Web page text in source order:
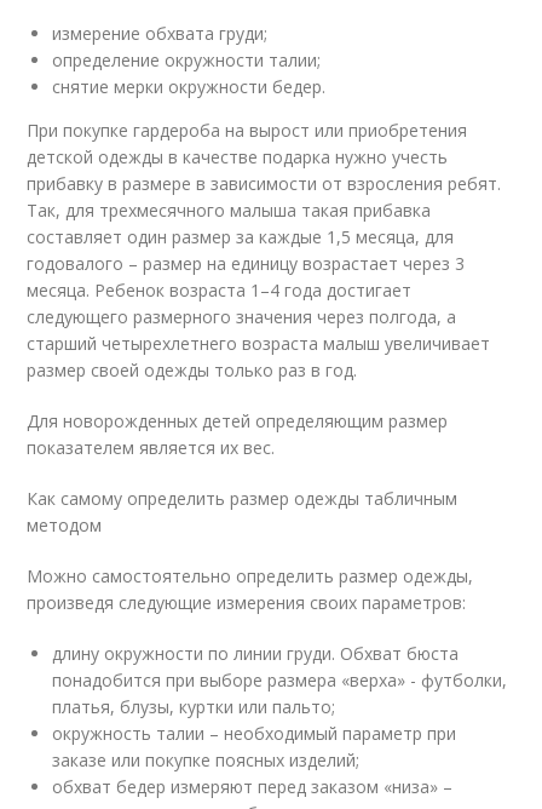
измерение обхвата груди;
определение окружности талии;
снятие мерки окружности бедер.
При покупке гардероба на вырост или приобретения
детской одежды в качестве подарка нужно учесть
прибавку в размере в зависимости от взросления ребят.
Так, для трехмесячного малыша такая прибавка
составляет один размер за каждые 1,5 месяца, для
годовалого – размер на единицу возрастает через 3
месяца. Ребенок возраста 1–4 года достигает
следующего размерного значения через полгода, а
старший четырехлетнего возраста малыш увеличивает
размер своей одежды только раз в год.
Для новорожденных детей определяющим размер
показателем является их вес.
Как самому определить размер одежды табличным
методом
Можно самостоятельно определить размер одежды,
произведя следующие измерения своих параметров:
длину окружности по линии груди. Обхват бюста
понадобится при выборе размера «верха» - футболки,
платья, блузы, куртки или пальто;
окружность талии – необходимый параметр при
заказе или покупке поясных изделий;
обхват бедер измеряют перед заказом «низа» –